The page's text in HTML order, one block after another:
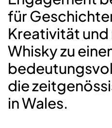
für
Kreativität
Whisky zu
die
in Wales.